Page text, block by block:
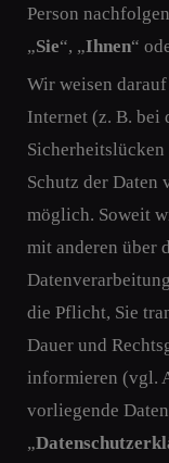
Person
„Sie“, „Ihnen“
Wir weisen
Internet (z. B. bei
Schutz der
möglich. Soweit
mit anderen über
die Pflicht, Sie
Dauer und
informieren (vgl.
vorliegende
„